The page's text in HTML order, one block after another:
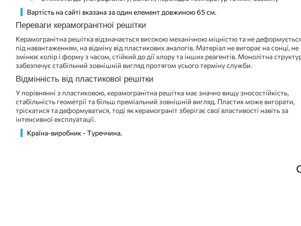
Вартість на сайті вказана за один елемент довжиною 65 см.
Переваги керамогранітної решітки
Керамогранітна решітка відзначається високою механічною міцністю та не
під навантаженням, на відміну від пластикових аналогів. Матеріал не вигорає на сонці, не
змінює колір і форму з часом, стійкий до дії хлору та інших реагентів. Монолітна
забезпечує стабільний зовнішній вигляд протягом усього терміну служби.
Відмінність від пластикової решітки
У порівнянні з пластиковою, керамогранітна решітка має значно вищу зносостійкість,
стабільність геометрії та більш преміальний зовнішній вигляд. Пластик може вигорати,
тріскатися та деформуватися, тоді як керамограніт зберігає свої властивості навіть за
інтенсивної експлуатації.
Країна-виробник - Туреччина.